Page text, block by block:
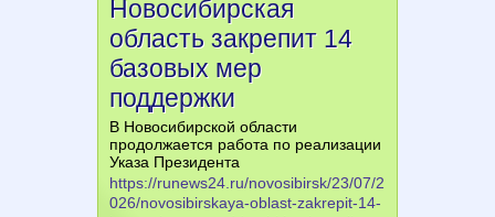
Новосибирская
область закрепит 14
базовых мер
поддержки
В Новосибирской области
продолжается работа по реализации
Указа Президента
https://runews24.ru/novosibirsk/23/07/2
026/novosibirskaya-oblast-zakrepit-14-